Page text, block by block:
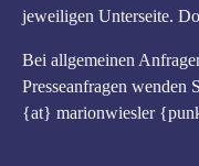
jeweiligen Unterseite.
Bei allgemeinen
Presseanfragen wenden
{at} marionwiesler